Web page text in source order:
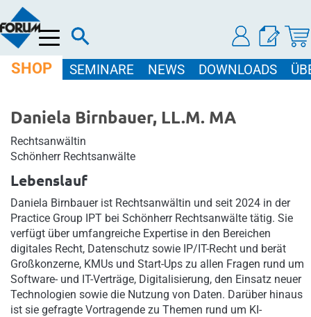
Menü
SHOP SEMINARE NEWS DOWNLOADS
Daniela Birnbauer, LL.M. MA
Rechtsanwältin
Schönherr Rechtsanwälte
Lebenslauf
Daniela Birnbauer ist Rechtsanwältin und seit 2024 in der
Practice Group IPT bei Schönherr Rechtsanwälte tätig. Sie
verfügt über umfangreiche Expertise in den Bereichen
digitales Recht, Datenschutz sowie IP/IT-Recht und berät
Großkonzerne, KMUs und Start-Ups zu allen Fragen rund um
Software- und IT-Verträge, Digitalisierung, den Einsatz neuer
Technologien sowie die Nutzung von Daten. Darüber hinaus
ist sie gefragte Vortragende zu Themen rund um KI-